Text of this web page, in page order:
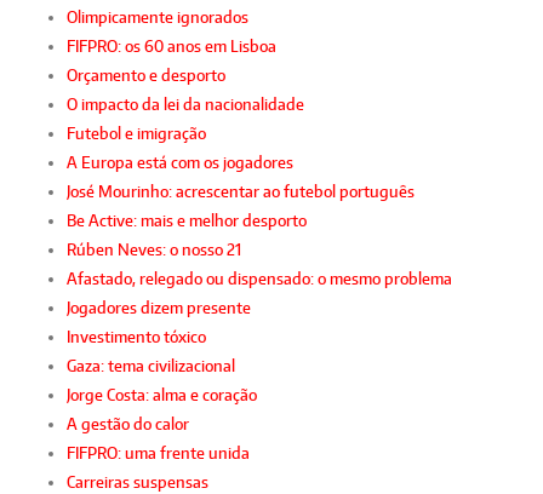
Olimpicamente ignorados
FIFPRO: os 60 anos em Lisboa
Orçamento e desporto
O impacto da lei da nacionalidade
Futebol e imigração
A Europa está com os jogadores
José Mourinho: acrescentar ao futebol português
Be Active: mais e melhor desporto
Rúben Neves: o nosso 21
Afastado, relegado ou dispensado: o mesmo problema
Jogadores dizem presente
Investimento tóxico
Gaza: tema civilizacional
Jorge Costa: alma e coração
A gestão do calor
FIFPRO: uma frente unida
Carreiras suspensas